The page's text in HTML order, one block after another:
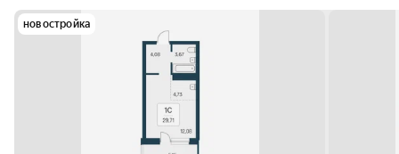
новостройка